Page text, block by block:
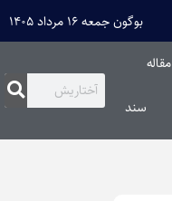
بوگون جمعه ۱۶ مرداد ۱۴۰۵
مقاله‌
سند